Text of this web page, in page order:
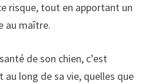
risque, tout en apportant un
au maître.
de son chien, c’est
long de sa vie, quelles que